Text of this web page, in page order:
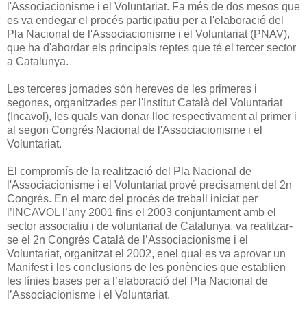
l'Associacionisme i el Voluntariat. Fa més de dos mesos que
es va endegar el procés participatiu per a l'elaboració del
Pla Nacional de l'Associacionisme i el Voluntariat (PNAV),
que ha d'abordar els principals reptes que té el tercer sector
a Catalunya.
Les terceres jornades són hereves de les primeres i
segones, organitzades per l'Institut Català del Voluntariat
(Incavol), les quals van donar lloc respectivament al primer i
al segon Congrés Nacional de l'Associacionisme i el
Voluntariat.
El compromís de la realització del Pla Nacional de
l'Associacionisme i el Voluntariat prové precisament del 2n
Congrés. En el marc del procés de treball iniciat per
l’INCAVOL l’any 2001 fins el 2003 conjuntament amb el
sector associatiu i de voluntariat de Catalunya, va realitzar-
se el 2n Congrés Català de l’Associacionisme i el
Voluntariat, organitzat el 2002, enel qual es va aprovar un
Manifest i les conclusions de les ponències que establien
les línies bases per a l’elaboració del Pla Nacional de
l’Associacionisme i el Voluntariat.